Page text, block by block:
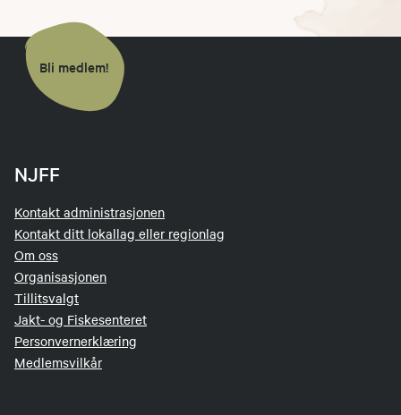
Bli medlem!
NJFF
Kontakt administrasjonen
Kontakt ditt lokallag eller regionlag
Om oss
Organisasjonen
Tillitsvalgt
Jakt- og Fiskesenteret
Personvernerklæring
Medlemsvilkår